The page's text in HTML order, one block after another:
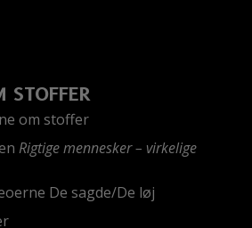
STOFFER
om stoffer
Rigtige mennesker – virkelige
De sagde/De løj